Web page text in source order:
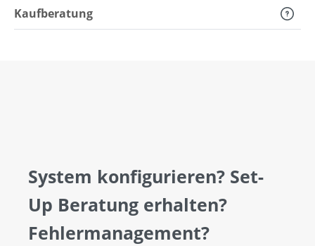
Kaufberatung
System konfigurieren? Set-
Up Beratung erhalten?
Fehlermanagement?